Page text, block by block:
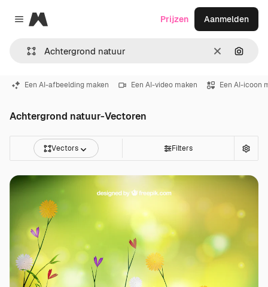
Close menu
Magnific
Wissen
Prijzen Aanmelden
Een AI-afbeelding maken Een AI-video maken Een AI-icoon
Achtergrond natuur-Vectoren
Vectors Filters